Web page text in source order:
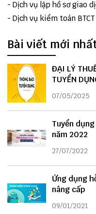
- Dịch vụ lập hồ sơ giao
- Dịch vụ kiểm toán BTCT
Bài viết mới
ĐẠI LÝ
TUYỂN
07/05/2025
Tuyển
năm 2022
27/07/2022
Ứng dụng
nâng cấp
09/01/2021